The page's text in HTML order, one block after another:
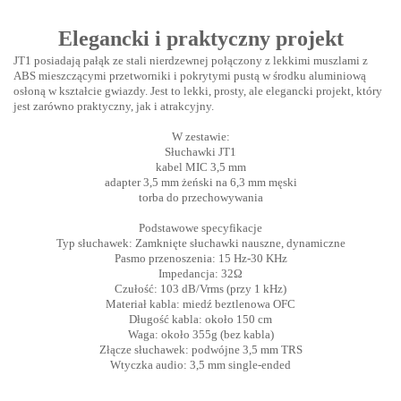
Elegancki i praktyczny projekt
JT1 posiadają pałąk ze stali nierdzewnej połączony z lekkimi muszlami z
ABS mieszczącymi przetworniki i pokrytymi pustą w środku aluminiową
osłoną w kształcie gwiazdy. Jest to lekki, prosty, ale elegancki projekt, który
jest zarówno praktyczny, jak i atrakcyjny.
W zestawie:
Słuchawki JT1
kabel MIC 3,5 mm
adapter 3,5 mm żeński na 6,3 mm męski
torba do przechowywania
Podstawowe specyfikacje
Typ słuchawek: Zamknięte słuchawki nauszne, dynamiczne
Pasmo przenoszenia: 15 Hz-30 KHz
Impedancja: 32Ω
Czułość: 103 dB/Vrms (przy 1 kHz)
Materiał kabla: miedź beztlenowa OFC
Długość kabla: około 150 cm
Waga: około 355g (bez kabla)
Złącze słuchawek: podwójne 3,5 mm TRS
Wtyczka audio: 3,5 mm single-ended